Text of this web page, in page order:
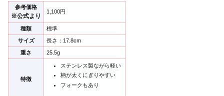
参考価格
※公式より
1,100円
種類
標準
サイズ
長さ：17.8cm
重さ
25.5g
特徴
ステンレス製ながら軽い
柄が太くにぎりやすい
フォークもあり